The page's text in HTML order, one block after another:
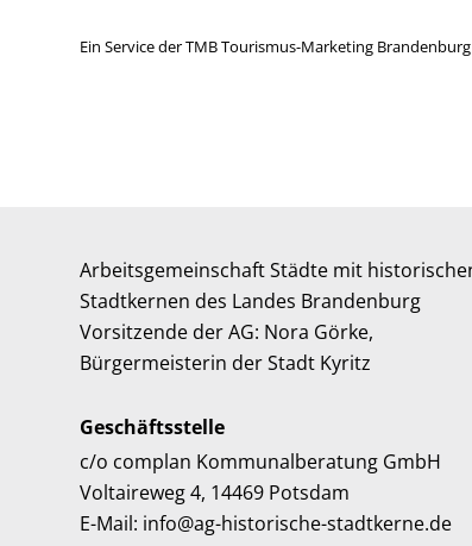
Ein Service der TMB Tourismus-Marketing
Arbeitsgemeinschaft Städte mit
Stadtkernen des Landes Brandenburg
Vorsitzende der AG: Nora Görke,
Bürgermeisterin der Stadt Kyritz
Geschäftsstelle
c/o complan Kommunalberatung GmbH
Voltaireweg 4, 14469 Potsdam
E-Mail: info@ag-historische-stadtkerne.de